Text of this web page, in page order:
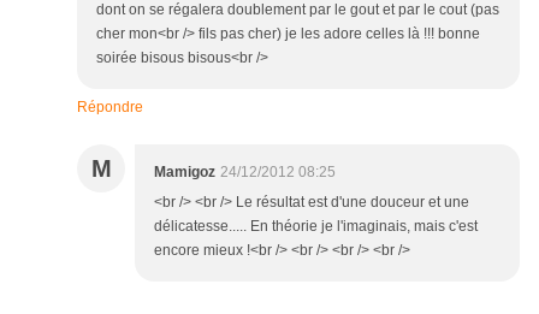
dont on se régalera doublement par le gout et par le cout (pas
cher mon<br /> fils pas cher) je les adore celles là !!! bonne
soirée bisous bisous<br />
Répondre
M Mamigoz 24/12/2012 08:25
<br /> <br /> Le résultat est d'une douceur et une
délicatesse..... En théorie je l'imaginais, mais c'est
encore mieux !<br /> <br /> <br /> <br />